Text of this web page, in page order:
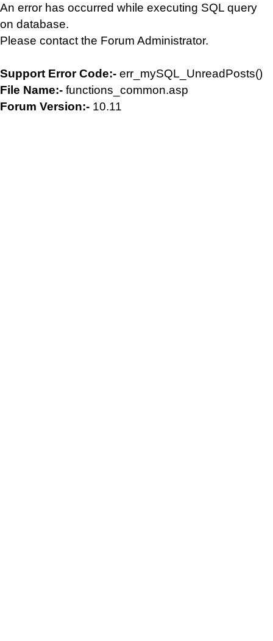
An error has occurred while executing SQL query
on database.
Please contact the Forum Administrator.
Support Error Code:- err_mySQL_UnreadPosts()
File Name:- functions_common.asp
Forum Version:- 10.11